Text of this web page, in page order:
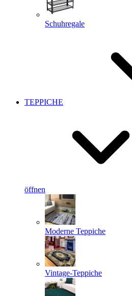
Schuhregale
TEPPICHE
öffnen
Moderne Teppiche
Vintage-Teppiche